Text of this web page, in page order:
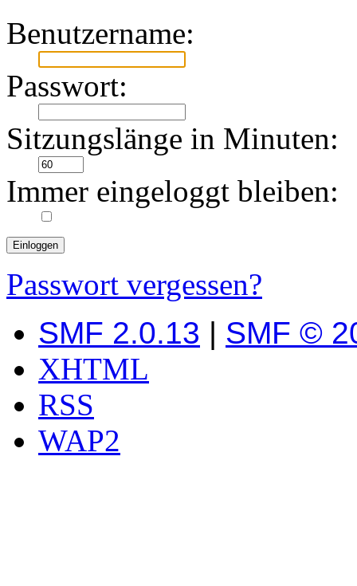
Benutzername:
Passwort:
Sitzungslänge in Minuten:
Immer eingeloggt bleiben:
Passwort vergessen?
SMF 2.0.13 | SMF ©
XHTML
RSS
WAP2